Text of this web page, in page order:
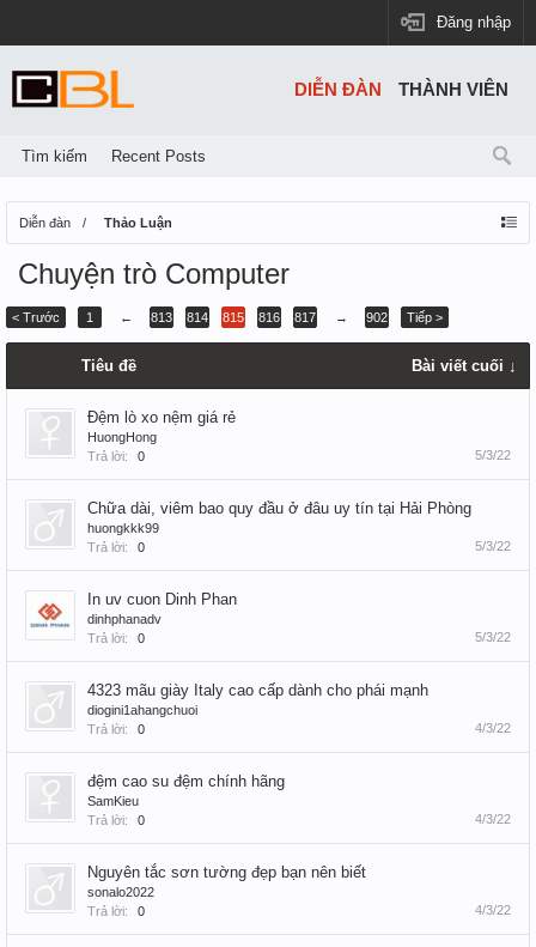
Đăng nhập
Diễn đàn Thảo Luận
Chuyện trò Computer
< Trước 1 ← 813 814 815 816 817 → 902 Tiếp >
Tiêu đề Bài viết cuối ↓
Đệm lò xo nệm giá rẻ
HuongHong
Trả lời:
0 5/3/22
Chữa dài, viêm bao quy đầu ở đâu uy tín tại Hải Phòng
huongkkk99
Trả lời:
0 5/3/22
In uv cuon Dinh Phan
dinhphanadv
Trả lời:
0 5/3/22
4323 mãu giày Italy cao cấp dành cho phái mạnh
diogini1ahangchuoi
Trả lời:
0 4/3/22
đệm cao su đệm chính hãng
SamKieu
Trả lời:
0 4/3/22
Nguyên tắc sơn tường đẹp bạn nên biết
sonalo2022
Trả lời:
0 4/3/22
DIỄN ĐÀN
Tìm kiếm Recent Posts
THÀNH VIÊN